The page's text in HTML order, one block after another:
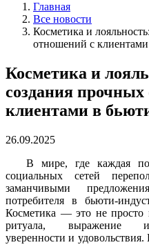
Главная
Все новости
Косметика и
отношений с
Косметика и
создания
клиентами в
26.09.2025
В мире, где каждая
социальных сетей
заманчивыми
потребителя в бьюти-
Косметика — это не просто
ритуала, выражение
уверенности и